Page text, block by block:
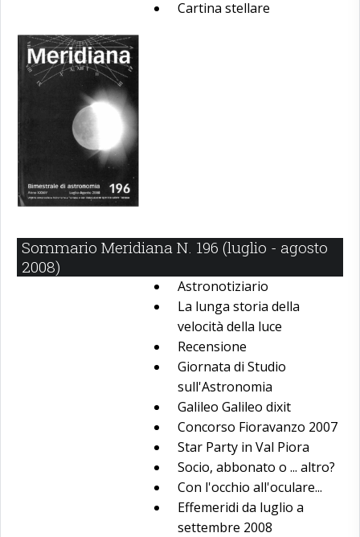
Cartina stellare
Sommario Meridiana N. 196 (luglio - agosto
2008)
Astronotiziario
La lunga storia della
velocità della luce
Recensione
Giornata di Studio
sull'Astronomia
Galileo Galileo dixit
Concorso Fioravanzo 2007
Star Party in Val Piora
Socio, abbonato o ... altro?
Con l'occhio all'oculare...
Effemeridi da luglio a
settembre 2008